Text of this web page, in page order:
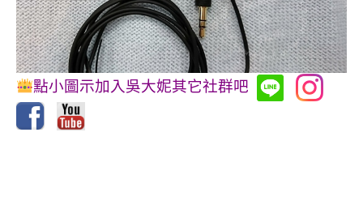
點小圖示加入吳大妮其它社群吧